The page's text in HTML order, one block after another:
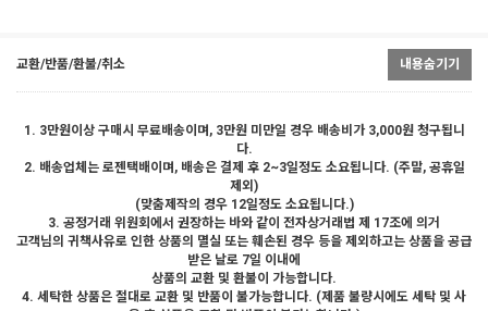
교환/반품/환불/취소 내용숨기기
1. 3만원이상 구매시 무료배송이며, 3만원 미만일 경우 배송비가 3,000원 청구됩니
다.
2. 배송업체는 로젠택배이며, 배송은 결제 후 2~3일정도 소요됩니다. (주말, 공휴일
제외)
(맞춤제작의 경우 12일정도 소요됩니다.)
3. 공정거래 위원회에서 권장하는 바와 같이 전자상거래법 제 17조에 의거
고객님의 귀책사유로 인한 상품의 멸실 또는 훼손된 경우 등을 제외하고는 상품을 공급
받은 날로 7일 이내에
상품의 교환 및 환불이 가능합니다.
4. 세탁한 상품은 절대로 교환 및 반품이 불가능합니다. (제품 불량시에도 세탁 및 사